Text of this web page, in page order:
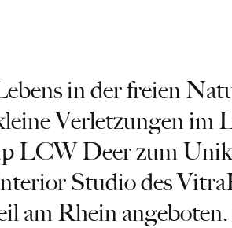
in der freien
Verletzungen im
LCW Deer zum
Studio des
am Rhein